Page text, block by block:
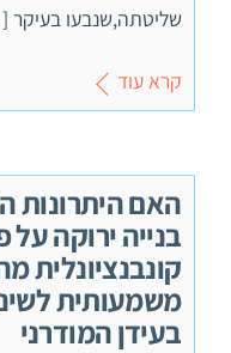
שליטתה,שנבעו
קרא עוד
האם היתרונות
בנייה ירוקה על
קונבנציונלית
משמעותית
בעידן המודרני